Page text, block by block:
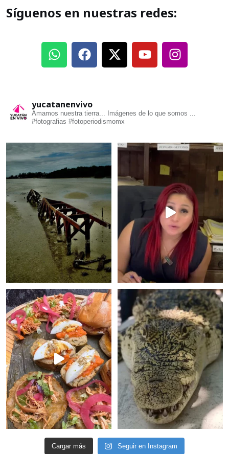
Síguenos en nuestras redes:
yucatanenvivo
Amamos nuestra tierra... Imágenes de lo que somos ...
#fotografias #fotoperiodismomx
Cargar más Seguir en Instagram